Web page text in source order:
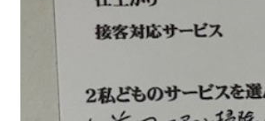
ブログ
ザ・そうじ職人からのお